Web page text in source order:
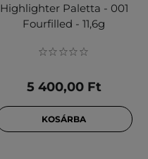
Highlighter Paletta - 001
Fourfilled - 11,6g
5 400,00 Ft
KOSÁRBA